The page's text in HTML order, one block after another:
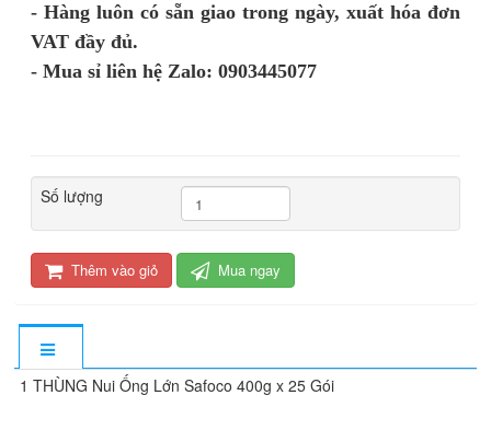
- Hàng luôn có sẵn giao trong ngày, xuất hóa đơn
VAT đầy đủ.
- Mua sỉ liên hệ Zalo: 0903445077
Số lượng
Thêm vào giỏ Mua ngay
1 THÙNG Nui Ống Lớn Safoco 400g x 25 Gói